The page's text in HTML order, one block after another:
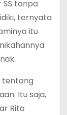
tanpa
ternyata
itu
tentang
Itu saja,
Rita